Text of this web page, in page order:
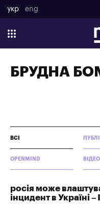
укр eng
БРУДНА
ВСІ
OPENMIND ВІДЕО
росія може
інцидент в Україні –